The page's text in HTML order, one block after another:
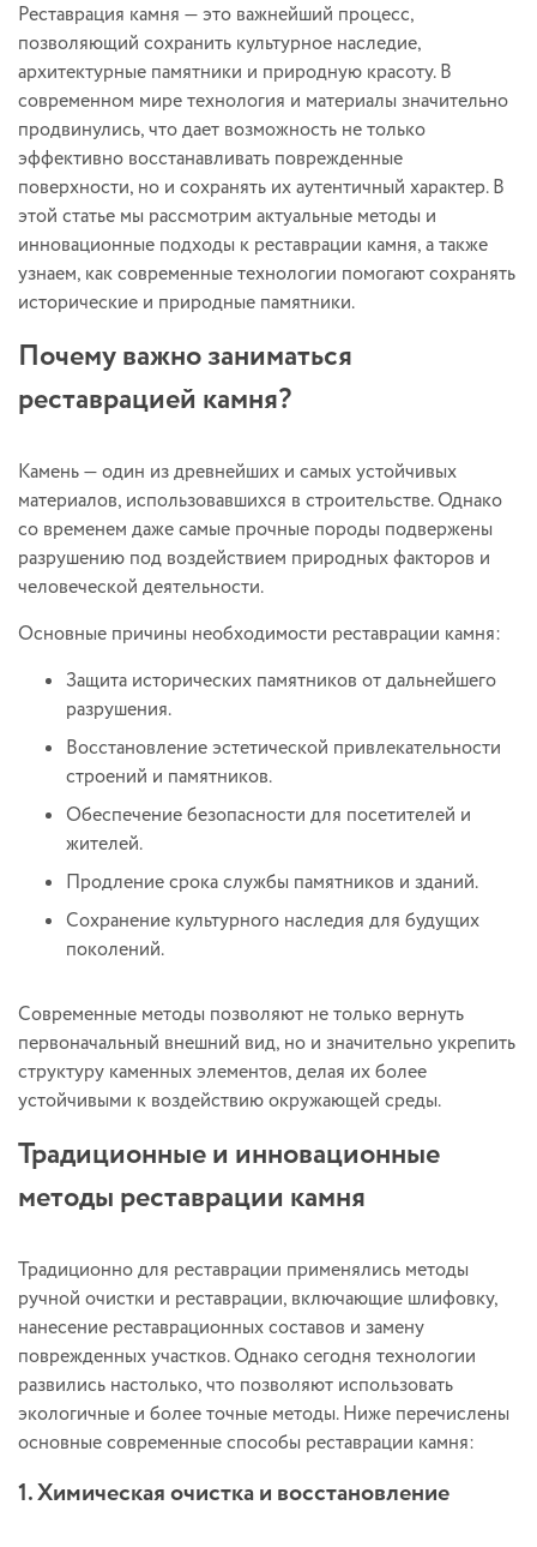
Реставрация камня — это важнейший процесс,
позволяющий сохранить культурное наследие,
архитектурные памятники и природную красоту. В
современном мире технология и материалы значительно
продвинулись, что дает возможность не только
эффективно восстанавливать поврежденные
поверхности, но и сохранять их аутентичный характер. В
этой статье мы рассмотрим актуальные методы и
инновационные подходы к реставрации камня, а также
узнаем, как современные технологии помогают сохранять
исторические и природные памятники.
Почему важно заниматься
реставрацией камня?
Камень — один из древнейших и самых устойчивых
материалов, использовавшихся в строительстве. Однако
со временем даже самые прочные породы подвержены
разрушению под воздействием природных факторов и
человеческой деятельности.
Основные причины необходимости реставрации камня:
Защита исторических памятников от дальнейшего
разрушения.
Восстановление эстетической привлекательности
строений и памятников.
Обеспечение безопасности для посетителей и
жителей.
Продление срока службы памятников и зданий.
Сохранение культурного наследия для будущих
поколений.
Современные методы позволяют не только вернуть
первоначальный внешний вид, но и значительно укрепить
структуру каменных элементов, делая их более
устойчивыми к воздействию окружающей среды.
Традиционные и инновационные
методы реставрации камня
Традиционно для реставрации применялись методы
ручной очистки и реставрации, включающие шлифовку,
нанесение реставрационных составов и замену
поврежденных участков. Однако сегодня технологии
развились настолько, что позволяют использовать
экологичные и более точные методы. Ниже перечислены
основные современные способы реставрации камня:
1. Химическая очистка и восстановление